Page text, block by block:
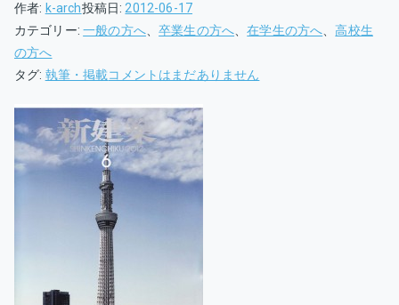
作者: k-arch投稿日:2012-06-17
カテゴリー:一般の方へ、卒業生の方へ、在学生の方へ、高校生
の方へ
タグ: 執筆・掲載新
築
６
月
号
に
卒
業
生
の
コメントはまだありません